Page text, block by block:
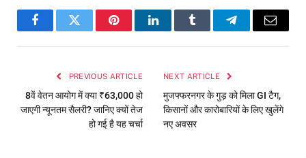
FacebookTwitter PinterestLinkedInTumblr TelegramEmail
PREVIOUS ARTICLE
8वें वेतन आयोग में क्या ₹63,000 हो
जाएगी न्यूनतम सैलरी? जानिए क्यों तेज
हो गई है यह चर्चा
NEXT ARTICLE
मुजफ्फरनगर के गुड़ को मिला GI टैग,
किसानों और कारोबारियों के लिए खुलेंगे
नए अवसर